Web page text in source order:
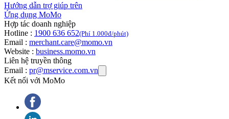
Hướng dẫn trợ giúp trên
Ứng dụng MoMo
Hợp tác doanh nghiệp
Hotline : 1900 636 652(Phí 1.000đ/phút)
Email : merchant.care@momo.vn
Website : business.momo.vn
Liên hệ truyền thông
Email : pr@mservice.com.vn
Kết nối với MoMo